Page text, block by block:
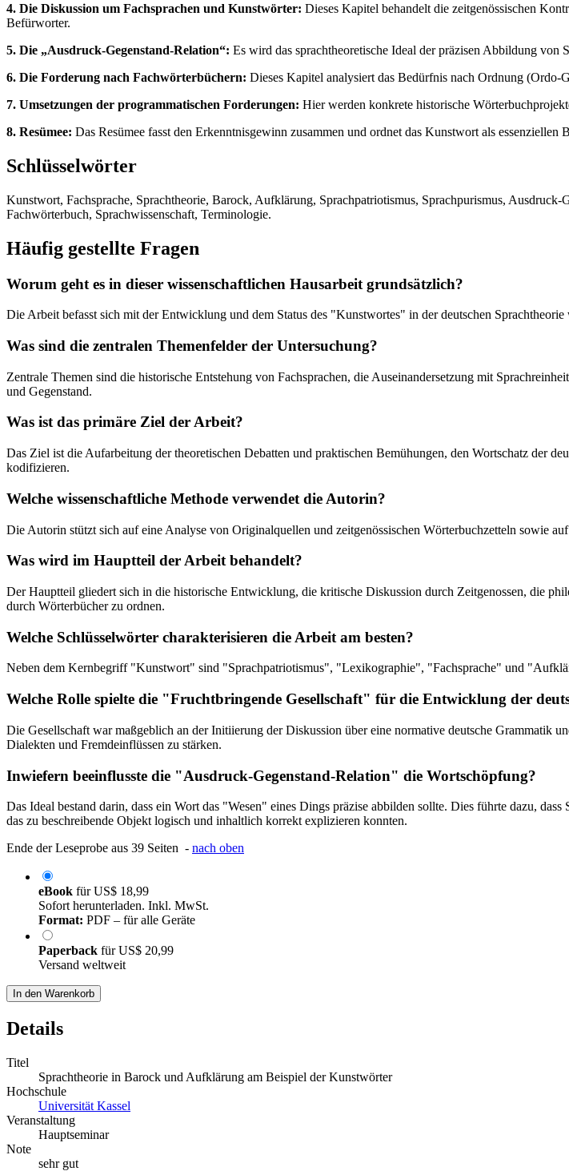
4. Die Diskussion um Fachsprachen und Kunstwörter: Dieses Kapitel behandelt die zeitgenössischen
Befürworter.
5. Die „Ausdruck-Gegenstand-Relation“: Es wird das sprachtheoretische Ideal der präzisen Abbildung
6. Die Forderung nach Fachwörterbüchern: Dieses Kapitel analysiert das Bedürfnis nach Ordnung (Ordo-
7. Umsetzungen der programmatischen Forderungen: Hier werden konkrete historische
8. Resümee: Das Resümee fasst den Erkenntnisgewinn zusammen und ordnet das Kunstwort als essenziellen
Schlüsselwörter
Kunstwort, Fachsprache, Sprachtheorie, Barock, Aufklärung, Sprachpatriotismus, Sprachpurismus,
Fachwörterbuch, Sprachwissenschaft, Terminologie.
Häufig gestellte Fragen
Worum geht es in dieser wissenschaftlichen Hausarbeit grundsätzlich?
Die Arbeit befasst sich mit der Entwicklung und dem Status des "Kunstwortes" in der deutschen
Was sind die zentralen Themenfelder der Untersuchung?
Zentrale Themen sind die historische Entstehung von Fachsprachen, die Auseinandersetzung mit
und Gegenstand.
Was ist das primäre Ziel der Arbeit?
Das Ziel ist die Aufarbeitung der theoretischen Debatten und praktischen Bemühungen, den Wortschatz der
kodifizieren.
Welche wissenschaftliche Methode verwendet die Autorin?
Die Autorin stützt sich auf eine Analyse von Originalquellen und zeitgenössischen Wörterbuchzetteln sowie
Was wird im Hauptteil der Arbeit behandelt?
Der Hauptteil gliedert sich in die historische Entwicklung, die kritische Diskussion durch Zeitgenossen, die
durch Wörterbücher zu ordnen.
Welche Schlüsselwörter charakterisieren die Arbeit am besten?
Neben dem Kernbegriff "Kunstwort" sind "Sprachpatriotismus", "Lexikographie", "Fachsprache" und
Welche Rolle spielte die "Fruchtbringende Gesellschaft" für die Entwicklung der
Die Gesellschaft war maßgeblich an der Initiierung der Diskussion über eine normative deutsche Grammatik
Dialekten und Fremdeinflüssen zu stärken.
Inwiefern beeinflusste die "Ausdruck-Gegenstand-Relation" die Wortschöpfung?
Das Ideal bestand darin, dass ein Wort das "Wesen" eines Dings präzise abbilden sollte. Dies führte dazu,
das zu beschreibende Objekt logisch und inhaltlich korrekt explizieren konnten.
Ende der Leseprobe aus 39 Seiten - nach oben
eBook fürUS$ 18,99
Sofort herunterladen. Inkl. MwSt.
Format: PDF – für alle Geräte
Paperback fürUS$ 20,99
Versand weltweit
In den Warenkorb
Details
Titel
Sprachtheorie in Barock und Aufklärung am Beispiel der Kunstwörter
Hochschule
Universität Kassel
Veranstaltung
Hauptseminar
Note
sehr gut